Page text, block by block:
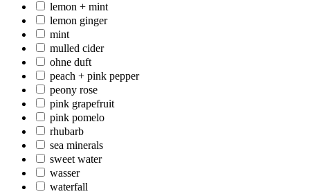
lemon + mint
lemon ginger
mint
mulled cider
ohne duft
peach + pink pepper
peony rose
pink grapefruit
pink pomelo
rhubarb
sea minerals
sweet water
wasser
waterfall